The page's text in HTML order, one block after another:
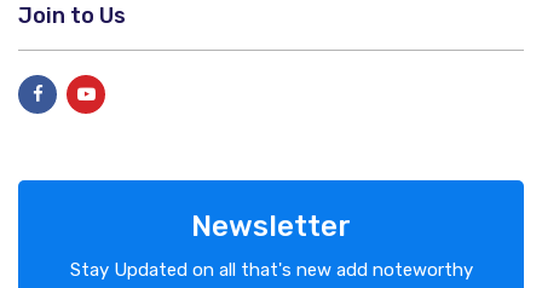
Join to Us
Newsletter
Stay Updated on all that's new add noteworthy